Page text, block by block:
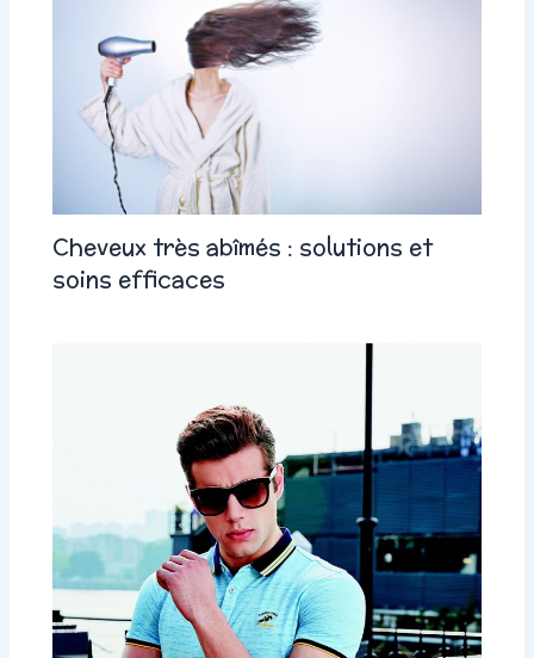
Cheveux très abîmés : solutions et
soins efficaces